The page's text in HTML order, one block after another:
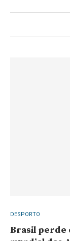
DESPORTO
Brasil perde